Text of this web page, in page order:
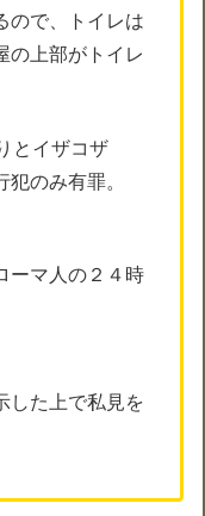
ので、トイレは
の上部がトイレ
とイザコザ
犯のみ有罪。
ーマ人の２４時
した上で私見を